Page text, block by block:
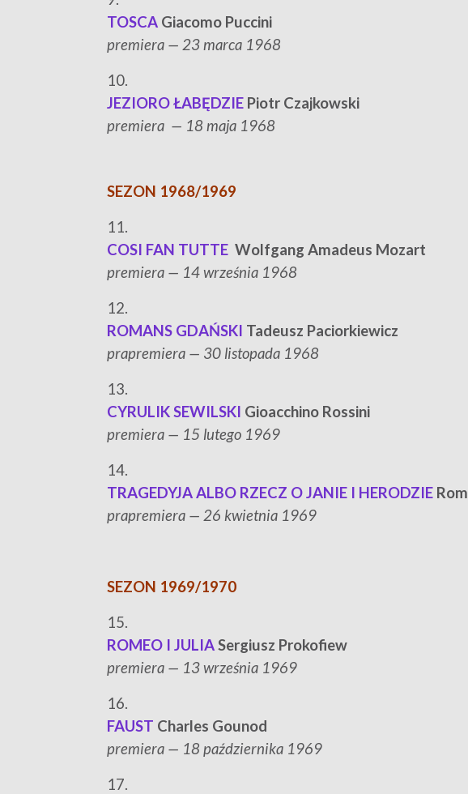
TOSCA Giacomo Puccini
premiera — 23 marca 1968
10.
JEZIORO ŁABĘDZIE Piotr Czajkowski
premiera — 18 maja 1968
SEZON 1968/1969
11.
COSI FAN TUTTE Wolfgang Amadeus Mozart
premiera — 14 września 1968
12.
ROMANS GDAŃSKI Tadeusz Paciorkiewicz
prapremiera — 30 listopada 1968
13.
CYRULIK SEWILSKI Gioacchino Rossini
premiera — 15 lutego 1969
14.
TRAGEDYJA ALBO RZECZ O JANIE I HERODZIE
prapremiera — 26 kwietnia 1969
SEZON 1969/1970
15.
ROMEO I JULIASergiusz Prokofiew
premiera — 13 września 1969
16.
FAUST Charles Gounod
premiera — 18 października 1969
17.